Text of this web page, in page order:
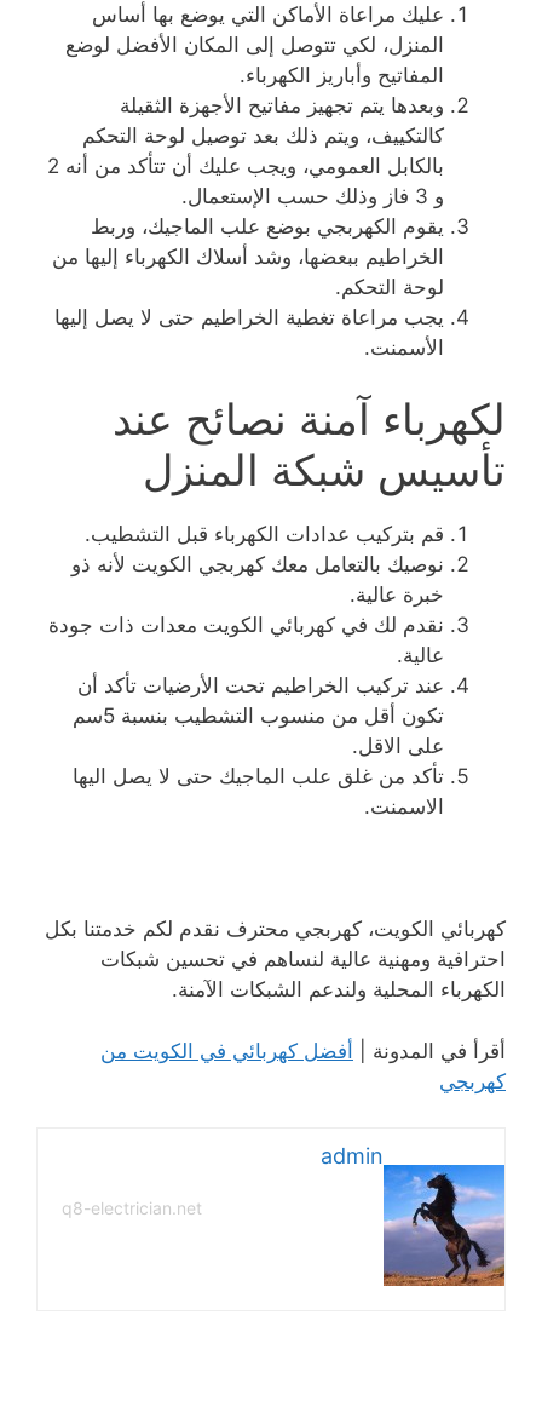
عليك مراعاة الأماكن التي يوضع بها أساس
المنزل، لكي تتوصل إلى المكان الأفضل لوضع
المفاتيح وأباريز الكهرباء.
وبعدها يتم تجهيز مفاتيح الأجهزة الثقيلة
كالتكييف، ويتم ذلك بعد توصيل لوحة التحكم
بالكابل العمومي، ويجب عليك أن تتأكد من أنه 2
و 3 فاز وذلك حسب الإستعمال.
يقوم الكهربجي بوضع علب الماجيك، وربط
الخراطيم ببعضها، وشد أسلاك الكهرباء إليها من
لوحة التحكم.
يجب مراعاة تغطية الخراطيم حتى لا يصل إليها
الأسمنت.
لكهرباء آمنة نصائح عند
تأسيس شبكة المنزل
قم بتركيب عدادات الكهرباء قبل التشطيب.
نوصيك بالتعامل معك كهربجي الكويت لأنه ذو
خبرة عالية.
نقدم لك في كهربائي الكويت معدات ذات جودة
عالية.
عند تركيب الخراطيم تحت الأرضيات تأكد أن
تكون أقل من منسوب التشطيب بنسبة 5سم
على الاقل.
تأكد من غلق علب الماجيك حتى لا يصل اليها
الاسمنت.
كهربائي الكويت، كهربجي محترف نقدم لكم خدمتنا بكل
احترافية ومهنية عالية لنساهم في تحسين شبكات
الكهرباء المحلية ولندعم الشبكات الآمنة.
أقرأ في المدونة | أفضل كهربائي في الكويت من
كهربجي
admin
q8-electrician.net